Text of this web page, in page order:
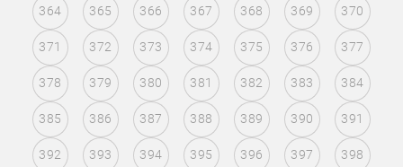
364 365 366 367 368 369 370
371 372 373 374 375 376 377
378 379 380 381 382 383 384
385 386 387 388 389 390 391
392 393 394 395 396 397 398